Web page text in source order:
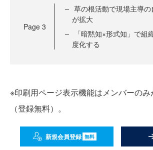
Page 3
草の根活動で現場主導
が拡大
「暗黙知×形式知」で組
度化する
※印刷用ページ表示機能はメンバーの
（登録無料）。
新規会員登録 無料